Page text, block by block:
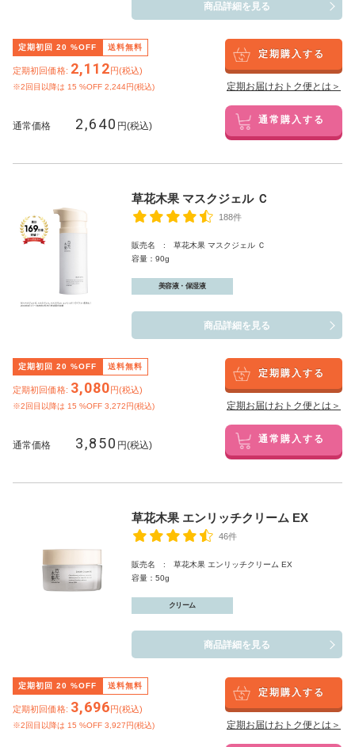
商品詳細を見る
定期初回 20 %OFF 送料無料
定期初回価格: 2,112円(税込)
※2回目以降は 15 %OFF 2,244円(税込)
定期購入する
定期お届けおトク便とは＞
通常価格 2,640 円(税込) 通常購入する
草花木果 マスクジェル Ｃ
188件
販売名 : 草花木果 マスクジェル Ｃ
容量：90g
美容液・保湿液
商品詳細を見る
定期初回 20 %OFF 送料無料
定期初回価格: 3,080円(税込)
※2回目以降は 15 %OFF 3,272円(税込)
定期購入する
定期お届けおトク便とは＞
通常価格 3,850 円(税込) 通常購入する
草花木果 エンリッチクリーム EX
46件
販売名 : 草花木果 エンリッチクリーム EX
容量：50g
クリーム
商品詳細を見る
定期初回 20 %OFF 送料無料
定期初回価格: 3,696円(税込)
※2回目以降は 15 %OFF 3,927円(税込)
定期購入する
定期お届けおトク便とは＞